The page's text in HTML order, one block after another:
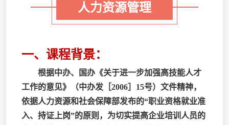
人力资源管理
一、 课程背景：
根据中办、国办《关于进一步加强高技能人才
工作的意见》（中办发［2006］15号）文件精神，
依据人力资源和社会保障部发布的“职业资格就业准
入、持证上岗”的原则，为切实提高企业培训人员的